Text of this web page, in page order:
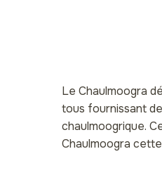
Le Chaulmoogra
tous fournissant
chaulmoogrique.
Chaulmoogra